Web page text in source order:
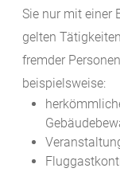
Sie nur mit einer
gelten
fremder
beispielsweise: